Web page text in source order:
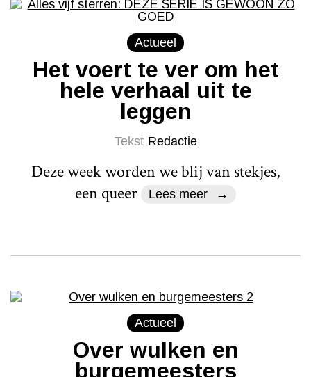
Actueel
Het voert te ver om het
hele verhaal uit te
leggen
Tekst Redactie
Deze week worden we blij van stekjes,
een queer
Lees meer
Actueel
Over wulken en
burgemeesters